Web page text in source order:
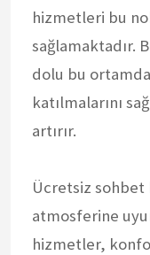
hizmetleri bu
sağlamaktadır.
dolu bu
katılmalarını
artırır.
Ücretsiz sohbet
atmosferine
hizmetler,